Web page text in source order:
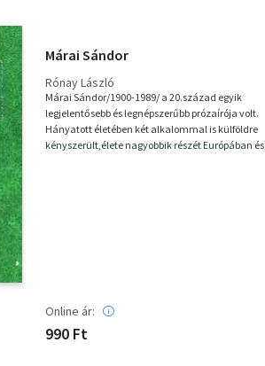
Márai Sándor
Rónay László
Márai Sándor/1900-1989/ a 20.század egyik
legjelentősebb és legnépszerűbb prózaírója volt.
Hányatott életében két alkalommal is külföldre
kényszerült,élete nagyobbik részét Európában és
Online ár:
990 Ft